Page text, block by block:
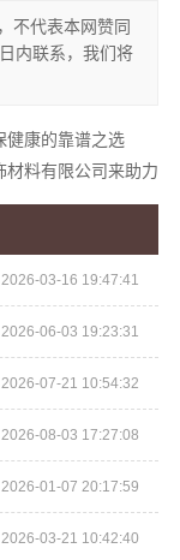
不代表本网赞同
内联系，我们将
健康的靠谱之选
材料有限公司来助力
2026-03-16 19:47:41
2026-06-03 19:23:31
2026-07-21 10:54:32
2026-08-03 17:27:08
2026-01-07 20:17:59
2026-03-21 10:42:40